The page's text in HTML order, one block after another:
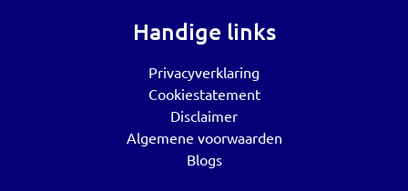
Handige links
Privacyverklaring
Cookiestatement
Disclaimer
Algemene voorwaarden
Blogs